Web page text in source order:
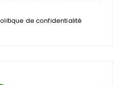
de confidentialité